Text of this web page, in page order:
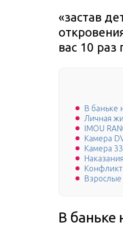
«застав
вас 10 раз
В баньке
Личная
IMOU
Камера
Камера
Наказания
Конфликт
Взрослые
В баньке